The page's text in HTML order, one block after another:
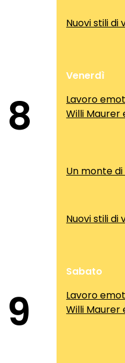
Nuovi stili di
8
Venerdì
Lavoro
Willi Maurer
Un monte
Nuovi stili di
9
Sabato
Lavoro
Willi Maurer